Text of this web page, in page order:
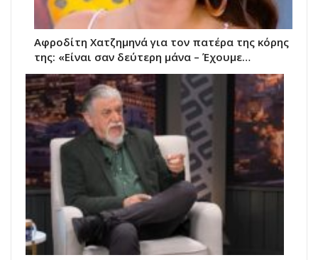
Αφροδίτη Χατζημηνά για τον πατέρα της κόρης
της: «Είναι σαν δεύτερη μάνα – Έχουμε…